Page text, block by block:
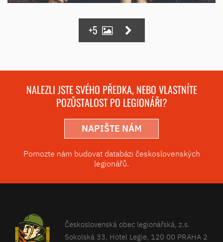
+5
NALEZLI JSTE SVÉHO PŘEDKA, NEBO VLASTNÍTE
POZŮSTALOST PO LEGIONÁŘI?
NAPIŠTE NÁM
Pomozte nám budovat databázi československých
legionářů.
Československá obec legionářská, z.s.
Sokolská 33, Hotel Legie, 120 00 PRAHA 2